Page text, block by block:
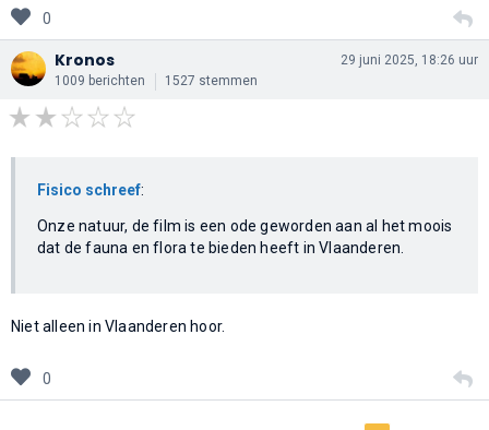
0
Kronos
1009 berichten 1527 stemmen
29 juni 2025, 18:26 uur
Fisico schreef:
Onze natuur, de film is een ode geworden aan al het moois
dat de fauna en flora te bieden heeft in Vlaanderen.
Niet alleen in Vlaanderen hoor.
0